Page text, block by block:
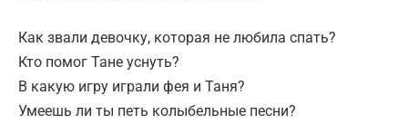
Как звали девочку, которая не любила спать?
Кто помог Тане уснуть?
В какую игру играли фея и Таня?
Умеешь ли ты петь колыбельные песни?